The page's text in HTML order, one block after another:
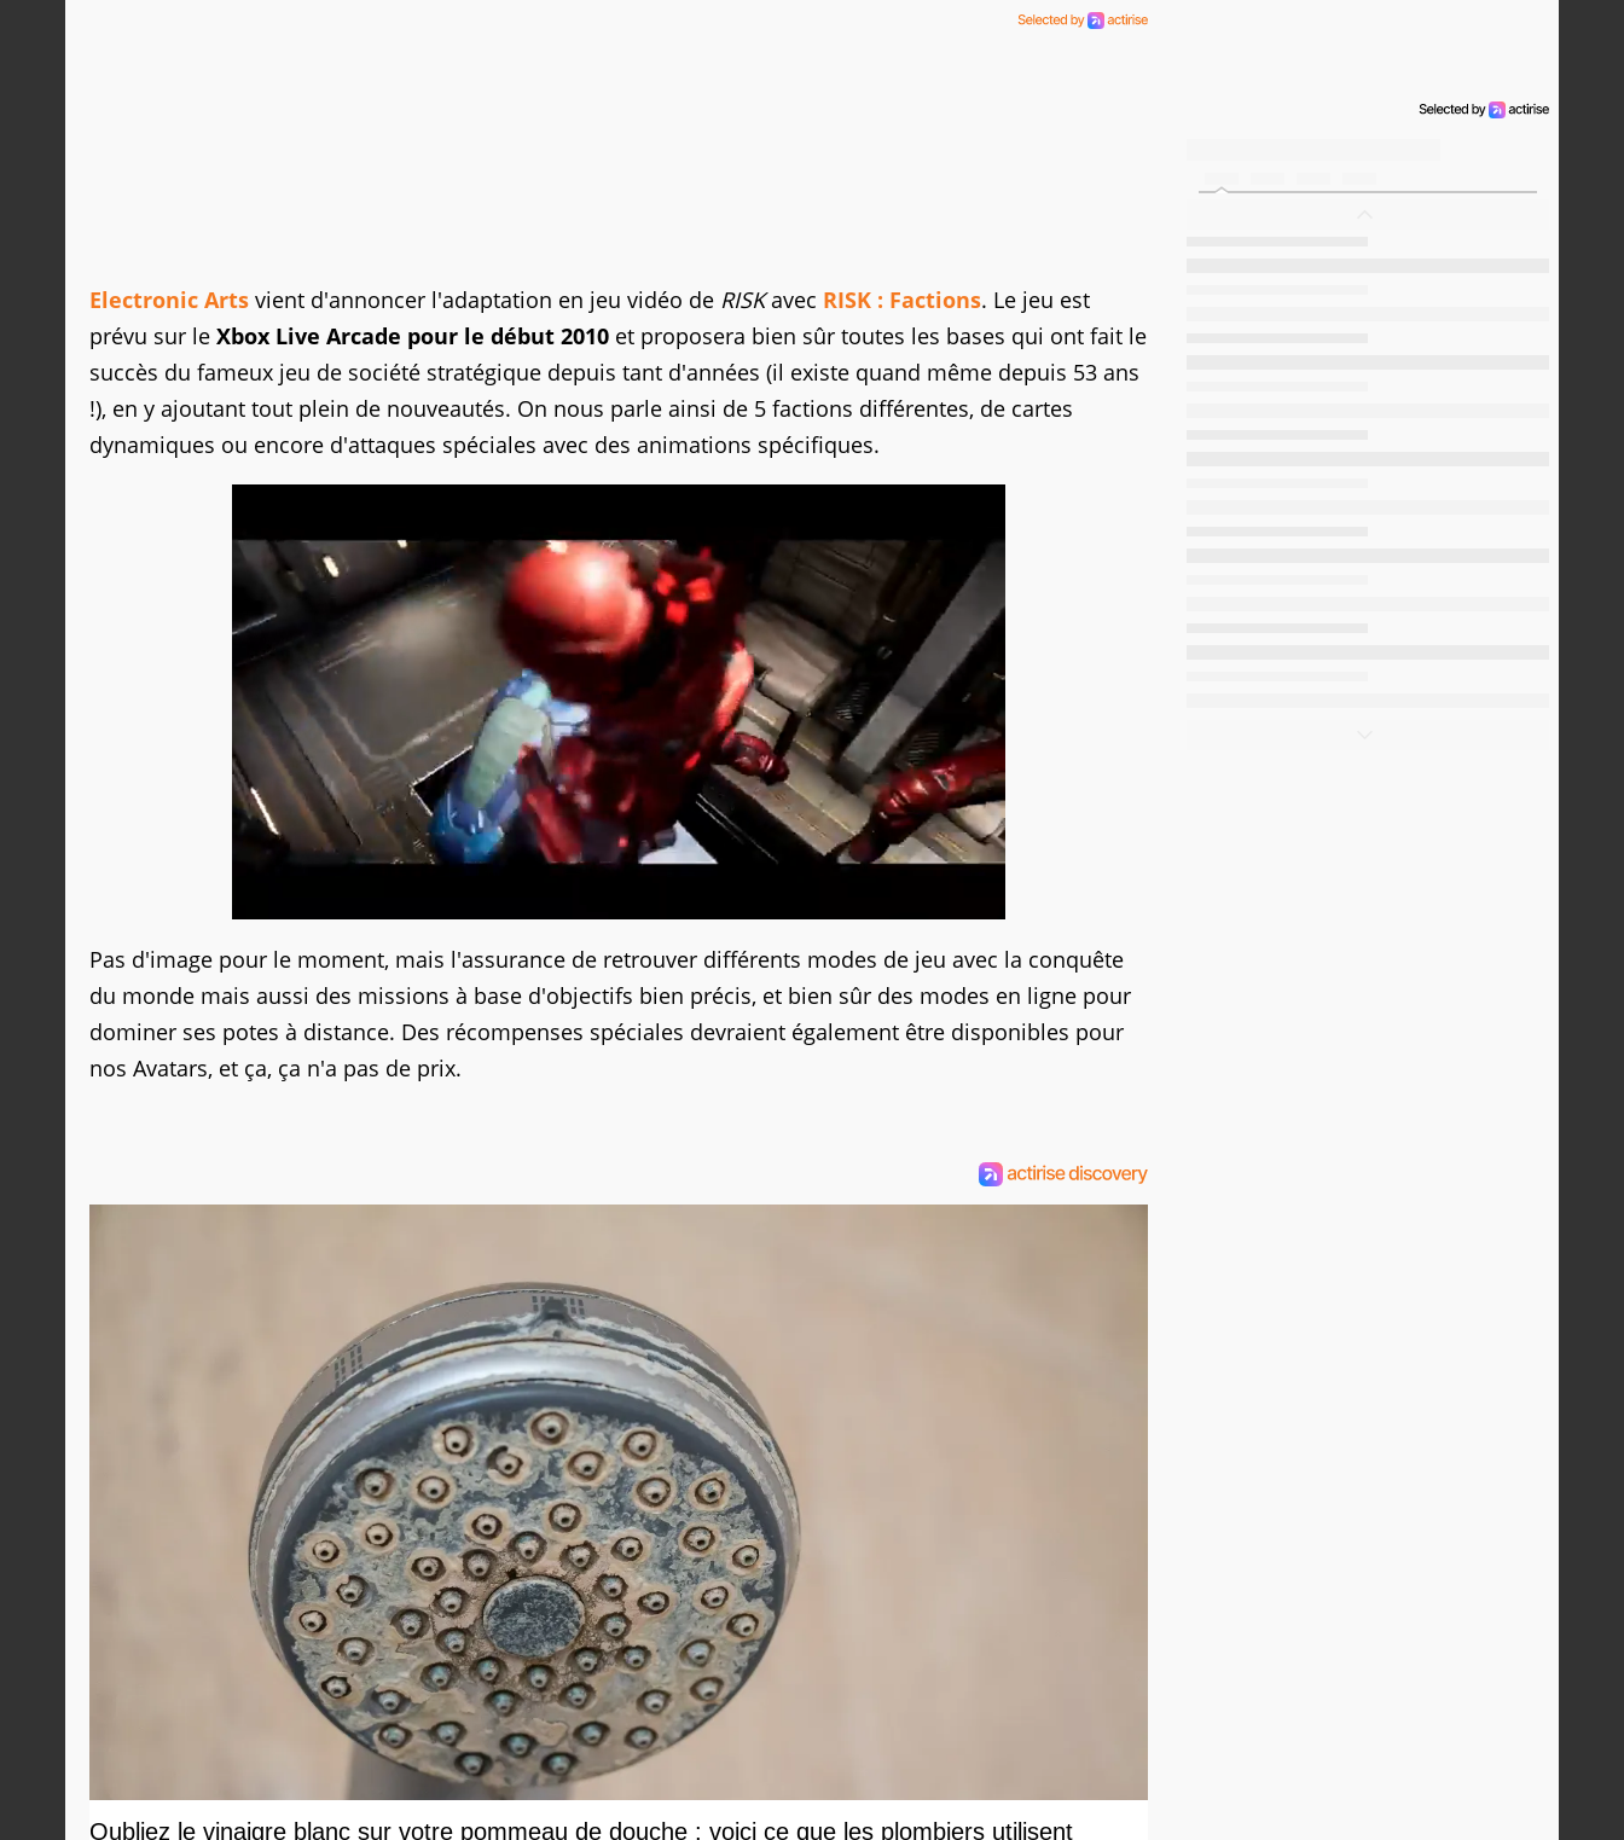
Electronic Arts vient d'annoncer l'adaptation en jeu vidéo de RISKavec RISK : Factions. Le jeu est
prévu sur le Xbox Live Arcade pour le début 2010 et proposera bien sûr toutes les bases qui ont fait le
succès du fameux jeu de société stratégique depuis tant d'années (il existe quand même depuis 53 ans
!), en y ajoutant tout plein de nouveautés. On nous parle ainsi de 5 factions différentes, de cartes
dynamiques ou encore d'attaques spéciales avec des animations spécifiques.
Pas d'image pour le moment, mais l'assurance de retrouver différents modes de jeu avec la conquête
du monde mais aussi des missions à base d'objectifs bien précis, et bien sûr des modes en ligne pour
dominer ses potes à distance. Des récompenses spéciales devraient également être disponibles pour
nos Avatars, et ça, ça n'a pas de prix.
Oubliez le vinaigre blanc sur votre pommeau de douche : voici ce que les plombiers utilisent